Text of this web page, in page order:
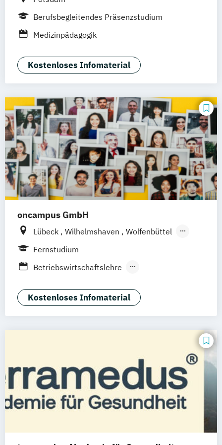
Berufsbegleitendes Präsenzstudium
Medizinpädagogik
Kostenloses Infomaterial
oncampus GmbH
Lübeck Wilhelmshaven
Wolfenbüttel
Hildesheim
Fernstudium
Betriebswirtschaftslehre
Kostenloses Infomaterial